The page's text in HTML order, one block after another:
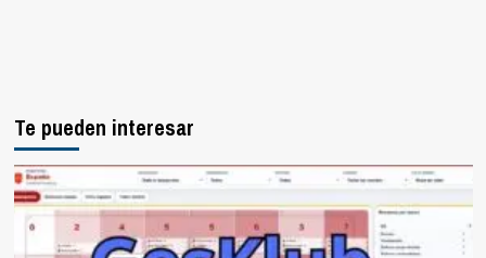
Te pueden interesar